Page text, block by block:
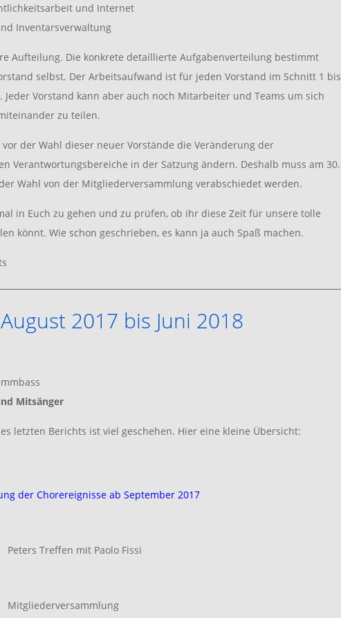
und Internet
Inventarsverwaltung
Aufteilung. Die konkrete detaillierte Aufgabenverteilung bestimmt
selbst. Der Arbeitsaufwand ist für jeden Vorstand im Schnitt 1 bis
Jeder Vorstand kann aber auch noch Mitarbeiter und Teams um sich
zu teilen.
der Wahl dieser neuer Vorstände die Veränderung der
Verantwortungsbereiche in der Satzung ändern. Deshalb muss am 30.
Wahl von der Mitgliederversammlung verabschiedet werden.
in Euch zu gehen und zu prüfen, ob ihr diese Zeit für unsere tolle
könnt. Wie schon geschrieben, es kann ja auch Spaß machen.
2017 bis Juni 2018
Mitsänger
letzten Berichts ist viel geschehen. Hier eine kleine Übersicht:
der Chorereignisse ab September 2017
Peters Treffen mit Paolo Fissi
Mitgliederversammlung